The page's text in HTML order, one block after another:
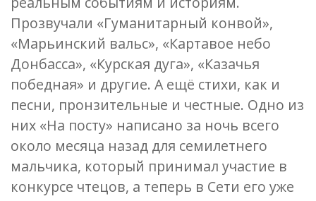
Прозвучали «Гуманитарный конвой»,
«Марьинский вальс», «Картавое небо
Донбасса», «Курская дуга», «Казачья
победная» и другие. А ещё стихи, как и
песни, пронзительные и честные. Одно из
них «На посту» написано за ночь всего
около месяца назад для семилетнего
мальчика, который принимал участие в
конкурсе чтецов, а теперь в Сети его уже